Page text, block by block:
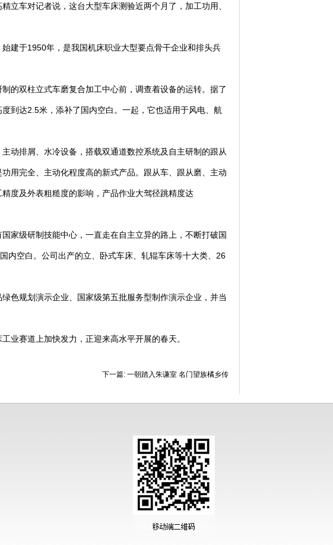
立车对记者说，这台大型车床测验近两个月了，加工功用、
于1950年，是我国机床职业大型要点骨干企业和排头兵
双柱立式车磨复合加工中心前，调查着设备的运转。据了
到达2.5米，添补了国内空白。一起，它也适用于风电、航
排屑、水冷设备，搭载双通道数控系统及自主研制的跟从
用完全、主动化程度高的新式产品。跟从车、跟从磨、主动
度及外表粗糙度的影响，产品作业大驾径跳精度达
级研制技能中心，一直走在自主立异的路上，不断打破国
内空白。公司出产的立、卧式车床、轧辊车床等十大类、26
规划演示企业、国家级第五批服务型制作演示企业，并当
赛道上加快发力，正迎来高水平开展的春天。
下一篇: 一朝踏入朱谦室 名门望族橘乡传